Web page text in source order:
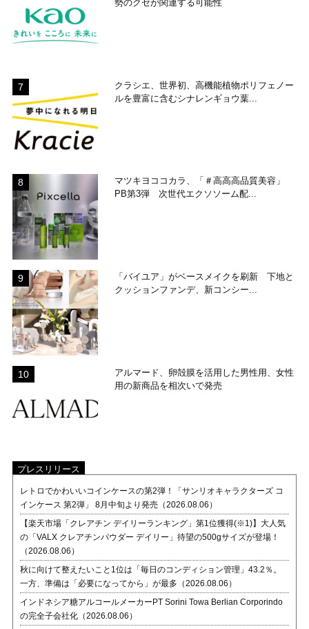
勢のクセが関連する可能性
クラシエ、世界初、高機能植物ポリフェノー
ルを豊富に含むシナレンギョウ葉...
マツキヨココカラ、「＃高高高品質美容」
PB第3弾 次世代エクソソーム配...
「バイユア」がベースメイクを刷新 下地と
クッションファンデ、新コンシー...
アルマード、卵殻膜を活用した男性用、女性
用の新商品を相次いで発売
プレスリリース
レトロでかわいいコインケースの第2弾！「サンリオキャラクターズ コ
インケース 第2弾」 8月中旬より発売（2026.08.06）
【楽天市場「クレアチン デイリーランキング」第1位獲得(※1)】大人気
の「VALX クレアチンパウダー デイリー」待望の500gサイズが登場！
（2026.08.06）
秋に向けて整えたいこと1位は「毎日のコンディション管理」43.2％。
一方、準備は「必要になってから」が最多（2026.08.06）
インドネシア糖アルコールメーカーPT Sorini Towa Berlian Corporindo
の完全子会社化（2026.08.06）